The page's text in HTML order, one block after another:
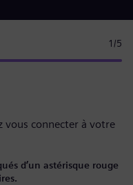
1 /5
vous connecter à votre
d’un astérisque rouge